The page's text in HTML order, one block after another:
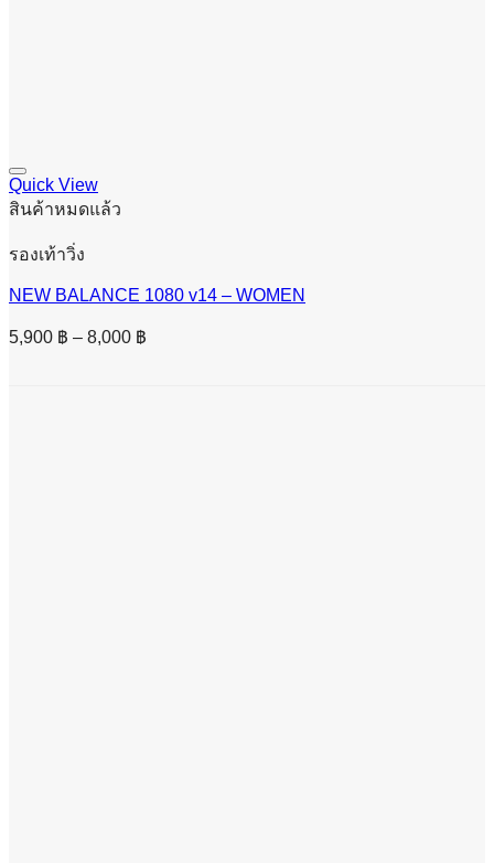
Quick View
สินค้าหมดแล้ว
รองเท้าวิ่ง
NEW BALANCE 1080 v14 – WOMEN
5,900 ฿ – 8,000 ฿